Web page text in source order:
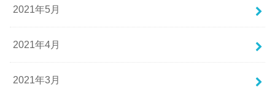
2021年5月
2021年4月
2021年3月